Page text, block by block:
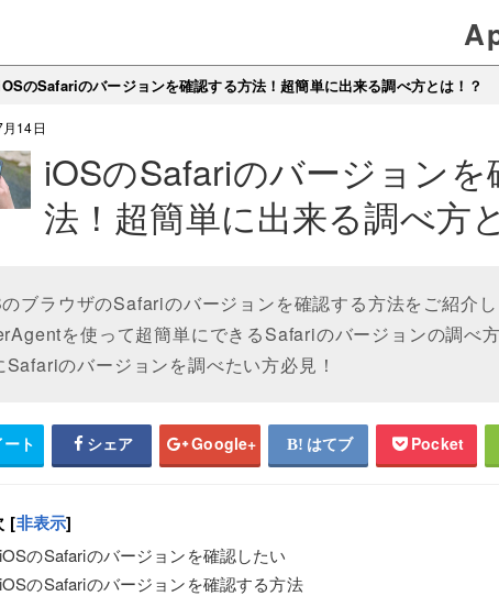
のSafariのバージョンを確認する方法！超簡単に出来る調べ方とは！？
14日
iOSのSafariのバージョンを
法！超簡単に出来る調べ方
ブラウザのSafariのバージョンを確認する方法をご紹介
を使って超簡単にできるSafariのバージョンの調べ
Safariのバージョンを調べたい方必見！
ト シェア Google+ はてブ Pocket
[非表示]
iOSのSafariのバージョンを確認したい
iOSのSafariのバージョンを確認する方法